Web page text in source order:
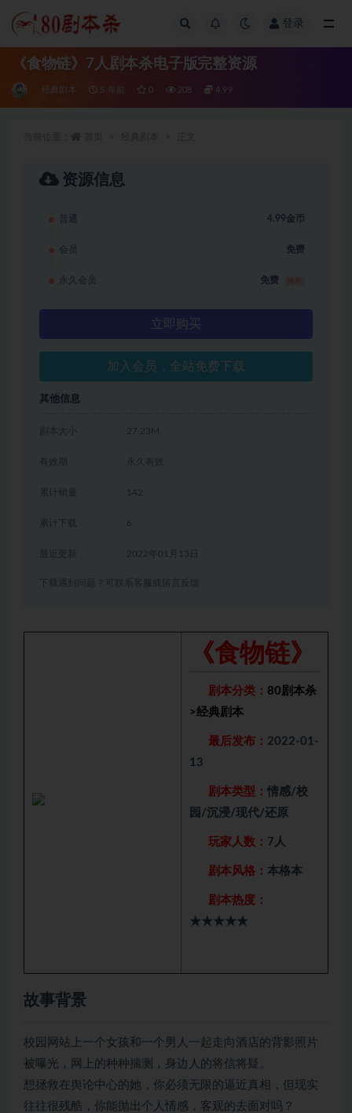
登录
《食物链》7人剧本杀电子版完整资源
经典剧本 5 年前 0 208 4.99
资源信息
普通 4.99金币
会员 免费
永久会员 免费
立即购买
加入会员，全站免费下载
其他信息
剧本大小 27.23M
有效期 永久有效
累计销量 142
累计下载 6
2022年01月13日
下载遇到问题？可联系客服或留言反馈
《食物链》
剧本分类： 80剧本杀
>经典剧本
最后发布： 2022-01-
13
剧本类型： 情感/校
园/沉浸/现代/还原
玩家人数： 7人
剧本风格： 本格本
剧本热度：
★★★★★
故事背景
校园网站上一个女孩和一个男人一起走向酒店的背影照片
被曝光，网上的种种揣测，身边人的将信将疑。
想拯救在舆论中心的她，你必须无限的逼近真相，但现实
往往很残酷，你能抛出个人情感，客观的去面对吗？